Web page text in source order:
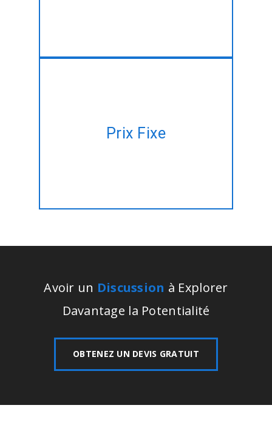
Prix Fixe
pas de temps à gérer? Laissez-
nous le faire pour vous à un
Avoir un Discussion à Explorer
Davantage la Potentialité
OBTENEZ UN DEVIS GRATUIT